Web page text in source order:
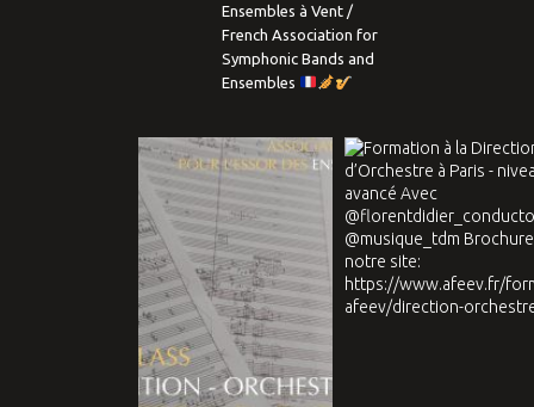
Ensembles à Vent /
French Association for
Symphonic Bands and
Ensembles